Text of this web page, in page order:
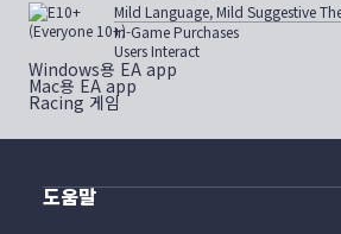
Mild Language, Mild Suggestive
In-Game Purchases
Users Interact
Windows용 EA app
Mac용 EA app
Racing 게임
도움말